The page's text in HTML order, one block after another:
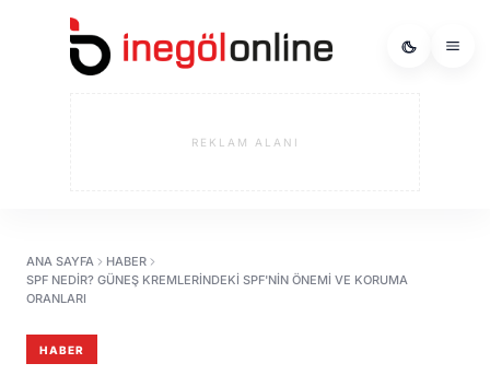
REKLAM ALANI
ANA SAYFA
HABER
SPF NEDIR? GÜNEŞ KREMLERINDEKI SPF'NIN ÖNEMI VE KORUMA
ORANLARI
HABER